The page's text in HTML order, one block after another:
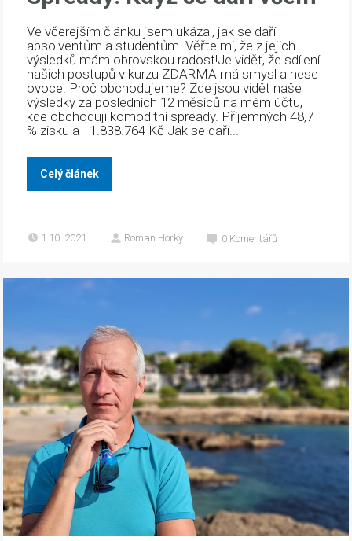
Ve včerejším článku jsem ukázal, jak se daří
absolventům a studentům. Věřte mi, že z jejich
výsledků mám obrovskou radost!Je vidět, že sdílení
našich postupů v kurzu ZDARMA má smysl a nese
ovoce. Proč obchodujeme? Zde jsou vidět naše
výsledky za posledních 12 měsíců na mém účtu,
kde obchoduji komoditní spready. Příjemných 48,7
% zisku a +1.838.764 Kč Jak se daří...
Celý článek
1.10. 2021 Roman Horký 0 Komentářů